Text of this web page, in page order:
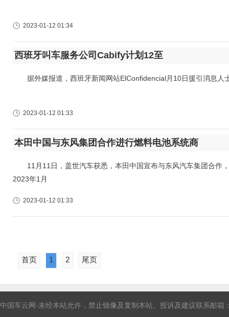
2023-01-12 01:34
西班牙叫车服务公司Cabify计划12至
据外媒报道，西班牙新闻网站ElConfidencial月10日援引消息人
2023-01-12 01:33
本田中国与东风集团合作进行燃料电池系统商
11月11日，盖世汽车获悉，本田中国宣布与东风汽车集团合作
2023年1月
2023-01-12 01:33
首页 1 2 尾页
中国车云网-未经本站允许，禁止镜像及复制本站。投诉及建议联系邮箱